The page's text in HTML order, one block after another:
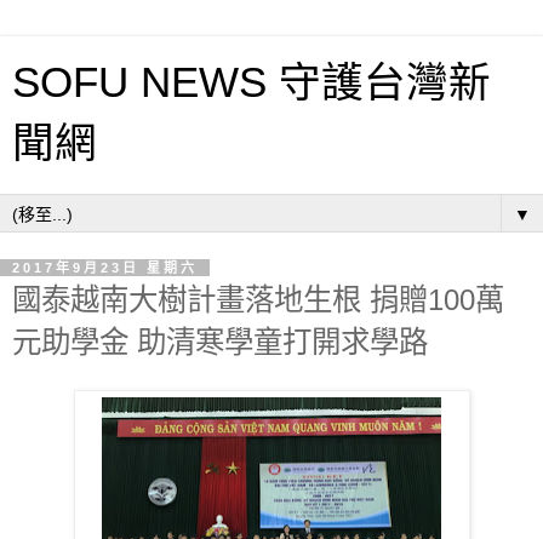
SOFU NEWS 守護台灣新
聞網
▼
2017年9月23日 星期六
國泰越南大樹計畫落地生根 捐贈100萬
元助學金 助清寒學童打開求學路